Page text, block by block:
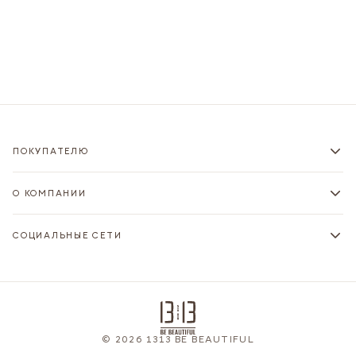
ПОКУПАТЕЛЮ
О КОМПАНИИ
СОЦИАЛЬНЫЕ СЕТИ
© 2026 1313 BE BEAUTIFUL